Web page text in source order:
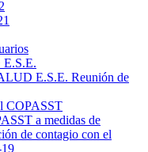
E.S.E. Reunión de
COPASST
a medidas de
de contagio con el